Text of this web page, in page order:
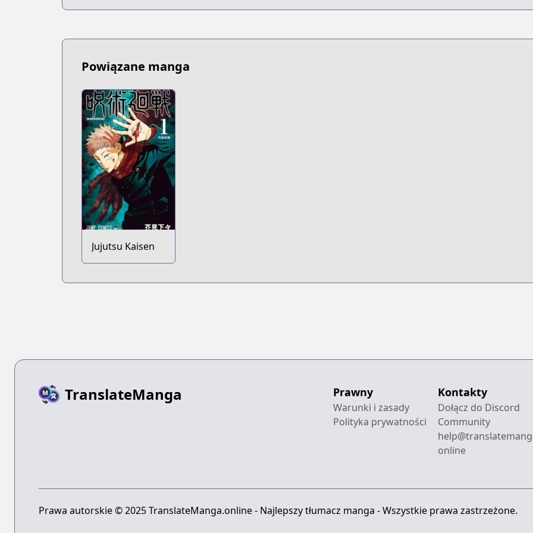
Powiązane manga
Jujutsu Kaisen
TranslateManga Prawny
Warunki i zasady
Polityka prywatności
Kontakty
Dołącz do Discord
Community
online
Prawa autorskie © 2025 TranslateManga.online - Najlepszy tłumacz manga - Wszystkie prawa zastrzeżone.